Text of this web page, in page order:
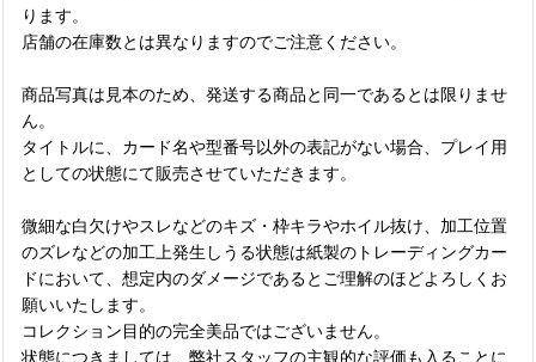
ります。
店舗の在庫数とは異なりますのでご注意ください。
商品写真は見本のため、発送する商品と同一であるとは限りませ
ん。
タイトルに、カード名や型番号以外の表記がない場合、プレイ用
としての状態にて販売させていただきます。
微細な白欠けやスレなどのキズ・枠キラやホイル抜け、加工位置
のズレなどの加工上発生しうる状態は紙製のトレーディングカー
ドにおいて、想定内のダメージであるとご理解のほどよろしくお
願いいたします。
コレクション目的の完全美品ではございません。
状態につきましては、弊社スタッフの主観的な評価も入ることに